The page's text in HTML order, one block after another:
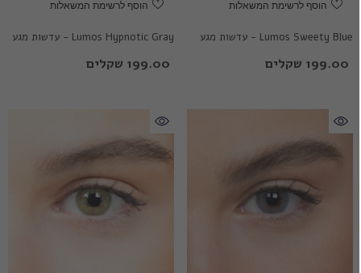
הוסף לרשימת המשאלות
Lumos Sweety Blue - עדשות מגע
צבעוניות
199.00 שקלים
הוסף לרשימת המשאלות
Lumos Hypnotic Gray - עדשות מגע
צבעוניות
199.00 שקלים